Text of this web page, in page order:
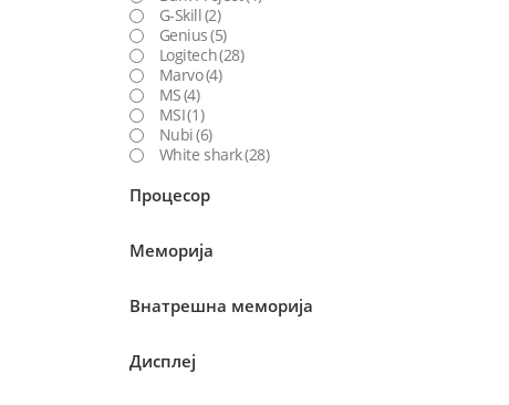
G-Skill(2)
Genius(5)
Logitech(28)
Marvo(4)
MS(4)
MSI(1)
Nubi(6)
White shark(28)
Процесор
Меморија
Внатрешна меморија
Дисплеј